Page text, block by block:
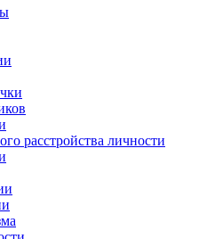
расстройства личности